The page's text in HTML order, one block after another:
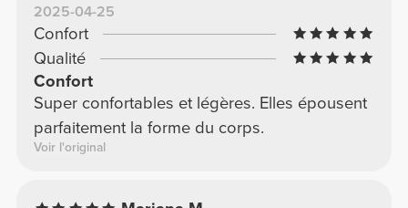
2025-04-25
Confort
Qualité
Confort
Super confortables et légères. Elles épousent
parfaitement la forme du corps.
Voir l'original